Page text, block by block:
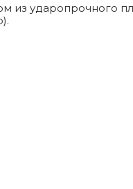
из ударопрочного